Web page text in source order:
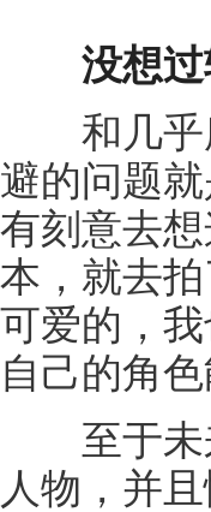
没想
和几乎所
避的问题
有刻意去
本，就去
可爱的，
自己的角
至于未来
人物，并